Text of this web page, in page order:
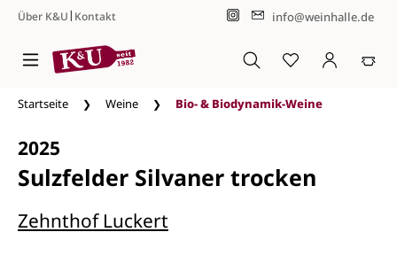
Zum Hauptinhalt springen
Über K&U| Kontakt info@weinhalle.de
Startseite Weine Bio- & Biodynamik-Weine
2025
Sulzfelder Silvaner trocken
Zehnthof Luckert